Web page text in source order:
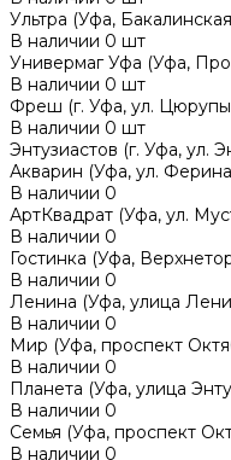
Ультра (Уфа,
В наличии 0 шт
Универмаг Уфа (Уфа,
В наличии 0 шт
Фреш (г‌. Уфа, ул.
В наличии 0 шт
Энтузиастов (г. Уфа, ул.
Акварин (Уфа, ул.
В наличии 0
АртКвадрат (Уфа, ул.
В наличии 0
Гостинка (Уфа,
В наличии 0
Ленина (Уфа, улица
В наличии 0
Мир (Уфа, проспект
В наличии 0
Планета (Уфа, улица
В наличии 0
Семья (Уфа, проспект
В наличии 0